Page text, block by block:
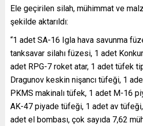
Ele geçirilen silah, mühimmat ve
şekilde aktarıldı:
“1 adet SA-16 Igla hava savunma
tanksavar silahı füzesi, 1 adet
adet RPG-7 roket atar, 1 adet tüfek
Dragunov keskin nişancı tüfeği, 1
PKMS makinalı tüfek, 1 adet M-16
AK-47 piyade tüfeği, 1 adet av
adet el bombası, çok sayıda 7,62